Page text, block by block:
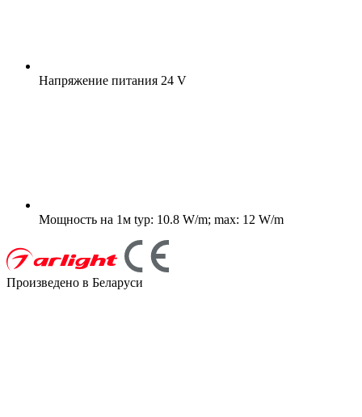
Напряжение питания 24 V
Мощность на 1м typ: 10.8 W/m; max: 12 W/m
Произведено в Беларуси